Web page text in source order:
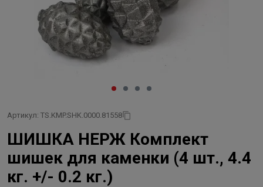
Артикул: TS.KMP.SHK.0000.81558
ШИШКА НЕРЖ Комплект
шишек для каменки (4 шт., 4.4
кг. +/- 0.2 кг.)